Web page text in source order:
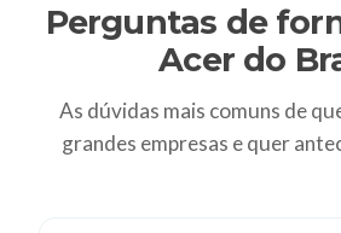
Perguntas de
Acer do
As dúvidas mais comuns de
grandes empresas e quer